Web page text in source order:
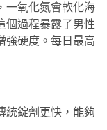
一氧化氮會軟化海
個過程暴露了男性
強硬度。每日最高
統錠劑更快，能夠